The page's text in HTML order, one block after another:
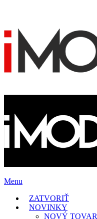
Menu
ZATVORIŤ
NOVINKY
NOVÝ TOVAR